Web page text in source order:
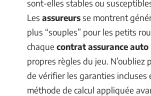
sont-elles stables ou
Les assureursse montrent
plus “souples” pour les petits
chaque contrat assurance auto
propres règles du jeu. N’oubliez
de vérifier les garanties incluses
méthode de calcul appliquée